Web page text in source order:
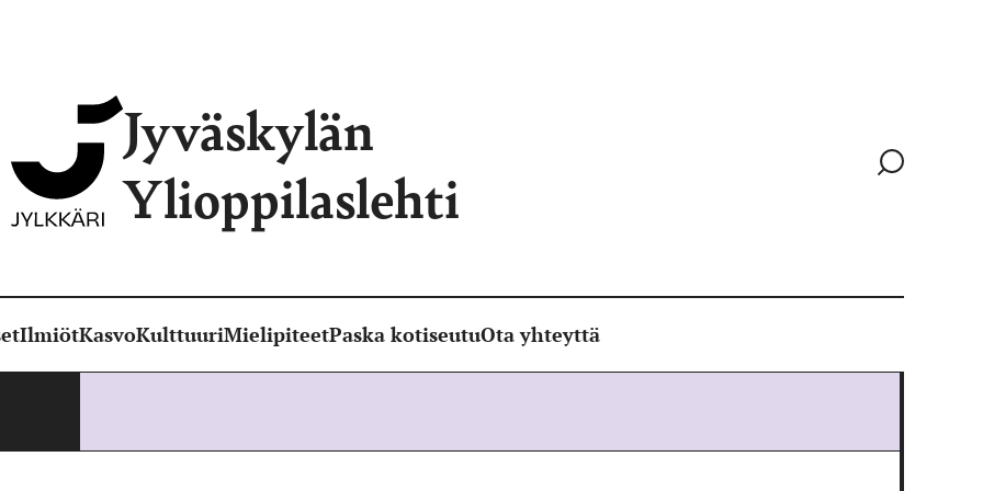
Jyväskylän
Ylioppilaslehti
Siirry
IlmiötKasvoKulttuuriMielipiteetPaska kotiseutuOta yhteyttä